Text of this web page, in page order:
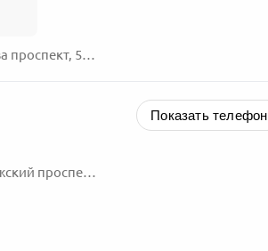
Санкт-Петербург, Приморский, Королёва проспект, 57, к. 1
Санкт-Петербург, Приморский, Коломяжский проспект, 26
Показать телефон